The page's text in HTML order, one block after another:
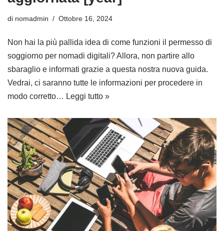
di nomadmin Ottobre 16, 2024
Non hai la più pallida idea di come funzioni il permesso di
soggiorno per nomadi digitali? Allora, non partire allo
sbaraglio e informati grazie a questa nostra nuova guida.
Vedrai, ci saranno tutte le informazioni per procedere in
modo corretto… Leggi tutto »